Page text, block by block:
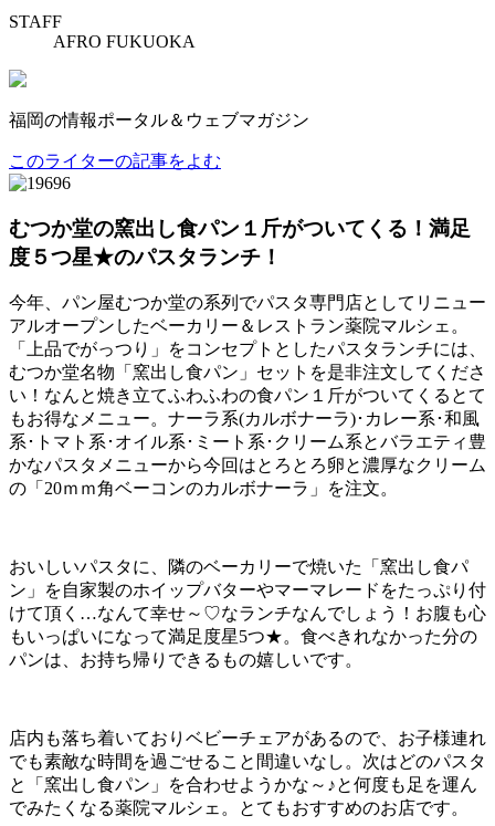
STAFF
AFRO FUKUOKA
福岡の情報ポータル＆ウェブマガジン
このライターの記事をよむ
むつか堂の窯出し食パン１斤がついてくる！満足
度５つ星★のパスタランチ！
今年、パン屋むつか堂の系列でパスタ専門店としてリニュー
アルオープンしたベーカリー＆レストラン薬院マルシェ。
「上品でがっつり」をコンセプトとしたパスタランチには、
むつか堂名物「窯出し食パン」セットを是非注文してくださ
い！なんと焼き立てふわふわの食パン１斤がついてくるとて
もお得なメニュー。ナーラ系(カルボナーラ)･カレー系･和風
系･トマト系･オイル系･ミート系･クリーム系とバラエティ豊
かなパスタメニューから今回はとろとろ卵と濃厚なクリーム
の「20ｍｍ角ベーコンのカルボナーラ」を注文。
おいしいパスタに、隣のベーカリーで焼いた「窯出し食パ
ン」を自家製のホイップバターやマーマレードをたっぷり付
けて頂く…なんて幸せ～♡なランチなんでしょう！お腹も心
もいっぱいになって満足度星5つ★。食べきれなかった分の
パンは、お持ち帰りできるもの嬉しいです。
店内も落ち着いておりベビーチェアがあるので、お子様連れ
でも素敵な時間を過ごせること間違いなし。次はどのパスタ
と「窯出し食パン」を合わせようかな～♪と何度も足を運ん
でみたくなる薬院マルシェ。とてもおすすめのお店です。